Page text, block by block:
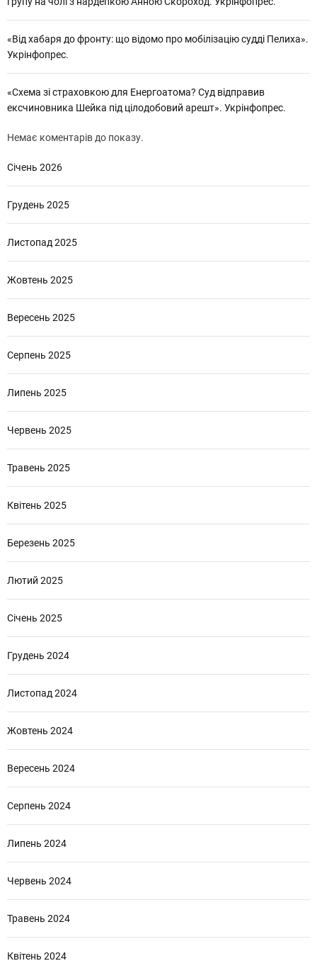
«Від хабаря до фронту: що відомо про мобілізацію судді Пелиха».
Укрінфопрес.
«Схема зі страховкою для Енергоатома? Суд відправив
ексчиновника Шейка під цілодобовий арешт». Укрінфопрес.
Немає коментарів до показу.
Січень 2026
Грудень 2025
Листопад 2025
Жовтень 2025
Вересень 2025
Серпень 2025
Липень 2025
Червень 2025
Травень 2025
Квітень 2025
Березень 2025
Лютий 2025
Січень 2025
Грудень 2024
Листопад 2024
Жовтень 2024
Вересень 2024
Серпень 2024
Липень 2024
Червень 2024
Травень 2024
Квітень 2024